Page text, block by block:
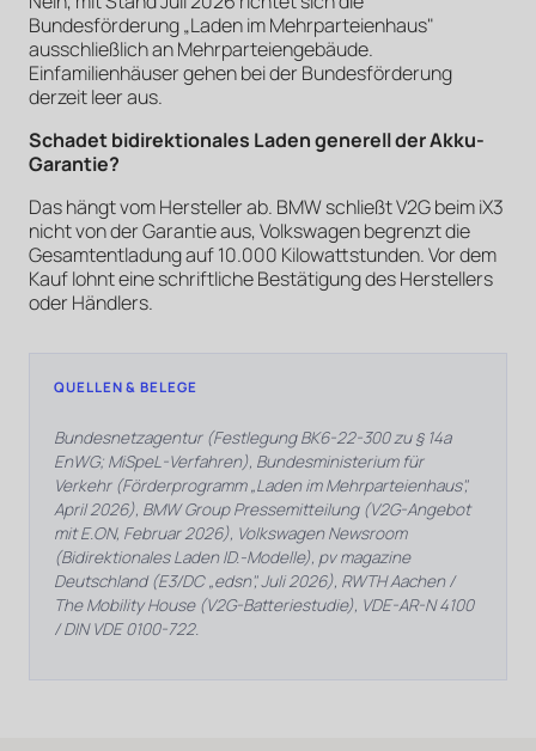
Bundesförderung „Laden im Mehrparteienhaus"
ausschließlich an Mehrparteiengebäude.
Einfamilienhäuser gehen bei der Bundesförderung
derzeit leer aus.
Schadet bidirektionales Laden generell der Akku-
Garantie?
Das hängt vom Hersteller ab. BMW schließt V2G beim iX3
nicht von der Garantie aus, Volkswagen begrenzt die
Gesamtentladung auf 10.000 Kilowattstunden. Vor dem
Kauf lohnt eine schriftliche Bestätigung des Herstellers
oder Händlers.
QUELLEN & BELEGE
Bundesnetzagentur (Festlegung BK6-22-300 zu § 14a
EnWG; MiSpeL-Verfahren), Bundesministerium für
Verkehr (Förderprogramm „Laden im Mehrparteienhaus",
April 2026), BMW Group Pressemitteilung (V2G-Angebot
mit E.ON, Februar 2026), Volkswagen Newsroom
(Bidirektionales Laden ID.-Modelle), pv magazine
Deutschland (E3/DC „edsn", Juli 2026), RWTH Aachen /
The Mobility House (V2G-Batteriestudie), VDE-AR-N 4100
/ DIN VDE 0100-722.